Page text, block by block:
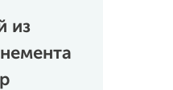
из